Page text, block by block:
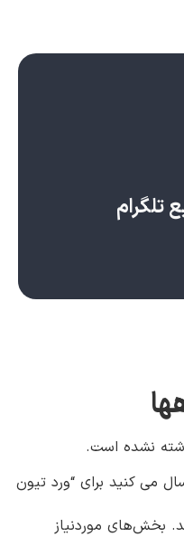
تلگرام
نشده است.
می کنید برای “ورد تیون
بخش‌های موردنیاز